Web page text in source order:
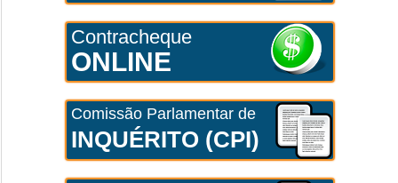
Contracheque
ONLINE
Comissão Parlamentar de
INQUÉRITO (CPI)